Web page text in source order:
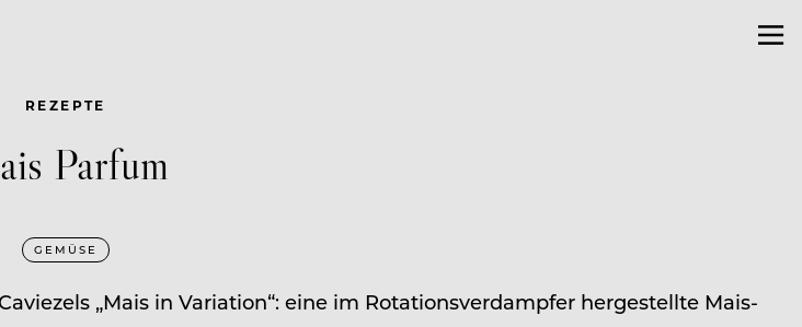
REZEPTE
Parfum
GEMÜSE
„Mais in Variation“: eine im Rotationsverdampfer hergestellte Mais-